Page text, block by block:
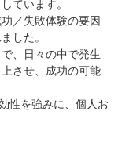
ています。
／失敗体験の要因
した。
、日々の中で発生
させ、成功の可能
性を強みに、個人お